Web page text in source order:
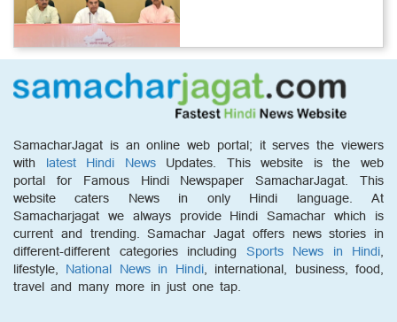
SamacharJagat is an online web portal; it serves the viewers
with latest Hindi NewsUpdates. This website is the web
portal for Famous Hindi Newspaper SamacharJagat. This
website caters News in only Hindi language. At
Samacharjagat we always provide Hindi Samachar which is
current and trending. Samachar Jagat offers news stories in
different-different categories including Sports News in Hindi,
lifestyle, National News in Hindi, international, business, food,
travel and many more in just one tap.